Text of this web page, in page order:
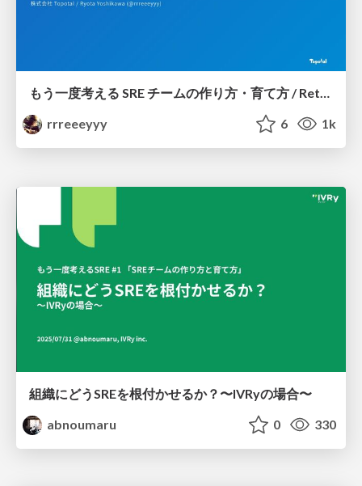
もう一度考える SRE チームの作り方・育て方 / Rethinking SRE #1: Building and Growing SRE Teams
rrreeeyyy
6 1k
組織にどうSREを根付かせるか？〜IVRyの場合〜
abnoumaru
0 330